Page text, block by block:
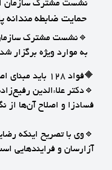
نشست مشترک سازمان
حمایت ضابطه مندانه
🔹نشست مشترک سازمان
به موارد ویژه برگزار شد
🔶فواد ۱۲۸ باید مبنای اصلاح نظام اداری باشد
فسادزا و اصلاح آن‌ها
آزارسان و فرایندهایی